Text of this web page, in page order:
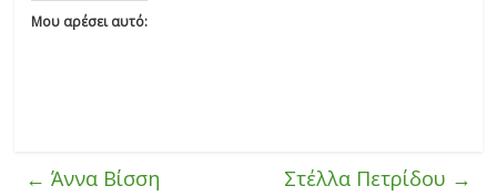
Μου αρέσει αυτό:
← Άννα Βίσση Στέλλα Πετρίδου →